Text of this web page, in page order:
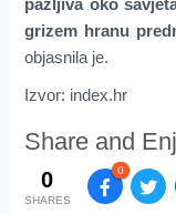
pažljiva oko
grizem hranu
objasnila je.
Izvor: index.hr
Share and
0
SHARES
0